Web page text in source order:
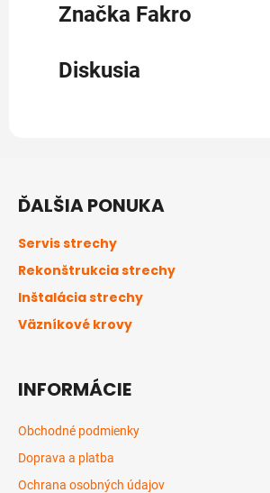
Značka Fakro
Diskusia
ĎALŠIA PONUKA
Servis strechy
Rekonštrukcia strechy
Inštalácia strechy
Väzníkové krovy
INFORMÁCIE
Obchodné podmienky
Doprava a platba
Ochrana osobných údajov